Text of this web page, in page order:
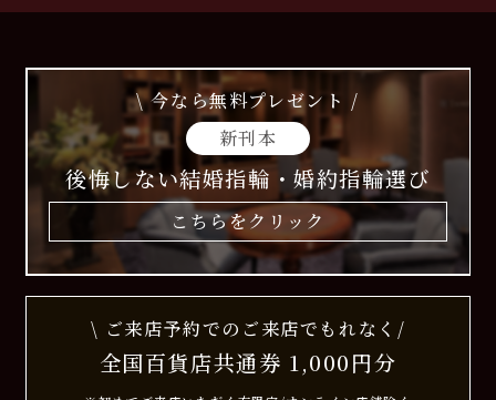
\ 今なら無料プレゼント /
新刊本
後悔しない結婚指輪・婚約指輪選び
こちらをクリック
\ ご来店予約でのご来店でもれなく/
全国百貨店共通券 1,000円分